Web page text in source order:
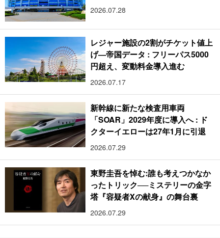
2026.07.28
レジャー施設の2割がチケット値上
げ―帝国データ : フリーパス5000
円超え、変動料金導入進む
2026.07.17
新幹線に新たな検査用車両
「SOAR」2029年度に導入へ : ド
クターイエローは27年1月に引退
2026.07.29
東野圭吾を悼む:誰も考えつかなか
ったトリック──ミステリーの金字
塔『容疑者Xの献身』の舞台裏
2026.07.29